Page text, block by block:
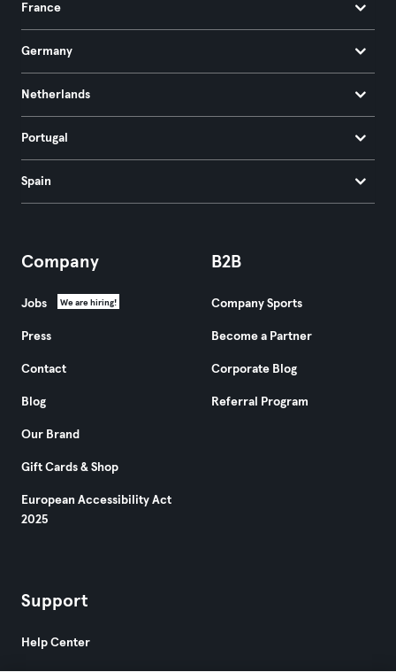
France
Germany
Netherlands
Portugal
Spain
Company
Jobs We are hiring!
Press
Contact
Blog
Our Brand
Gift Cards & Shop
European Accessibility Act
2025
B2B
Company Sports
Become a Partner
Corporate Blog
Referral Program
Support
Help Center